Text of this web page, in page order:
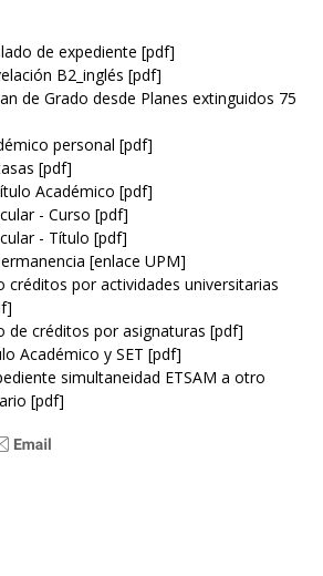
de expediente [pdf]
B2_inglés [pdf]
de Grado desde Planes extinguidos 75
personal [pdf]
[pdf]
Académico [pdf]
- Curso [pdf]
- Título [pdf]
[enlace UPM]
créditos por actividades universitarias
de créditos por asignaturas [pdf]
Académico y SET [pdf]
simultaneidad ETSAM a otro
[pdf]